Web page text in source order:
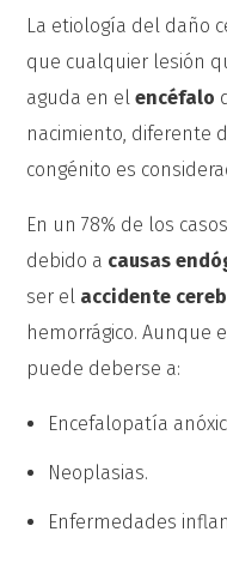
La etiología del daño
que cualquier lesión
aguda en elencéfalo
nacimiento, diferente
congénito es
En un 78% de los
debido a causas
ser el accidente
hemorrágico. Aunque
puede deberse a:
Encefalopatía
Neoplasias.
Enfermedades